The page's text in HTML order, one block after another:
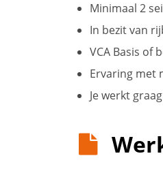
Minimaal 2
In bezit van
VCA Basis of
Ervaring met
Je werkt